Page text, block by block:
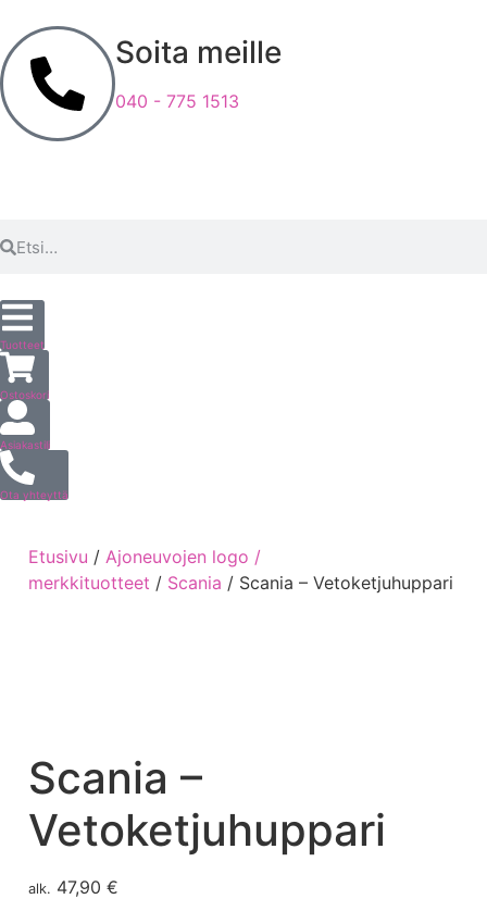
Soita meille
040 - 775 1513
Tuotteet
Ostoskori
Asiakastili
Ota yhteyttä
Etusivu / Ajoneuvojen logo /
merkkituotteet / Scania / Scania – Vetoketjuhuppari
Scania –
Vetoketjuhuppari
alk. 47,90 €